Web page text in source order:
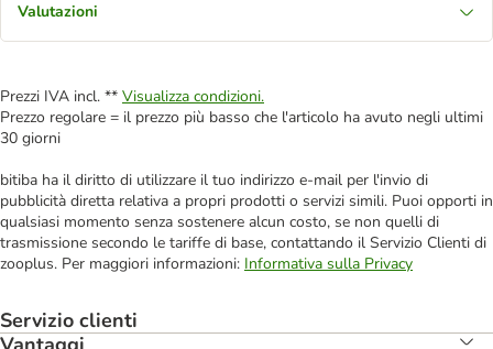
Valutazioni
Prezzi IVA incl. ** Visualizza condizioni.
Prezzo regolare = il prezzo più basso che l'articolo ha avuto negli ultimi
30 giorni
bitiba ha il diritto di utilizzare il tuo indirizzo e-mail per l'invio di
pubblicità diretta relativa a propri prodotti o servizi simili. Puoi opporti in
qualsiasi momento senza sostenere alcun costo, se non quelli di
trasmissione secondo le tariffe di base, contattando il Servizio Clienti di
zooplus. Per maggiori informazioni: Informativa sulla Privacy
Servizio clienti